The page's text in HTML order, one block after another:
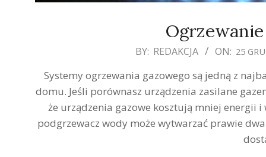
25
BY: REDAKCJA ON: 25
Systemy ogrzewania gazowego są jedną z
domu. Jeśli porównasz urządzenia zasilane
że urządzenia gazowe kosztują mniej energii
podgrzewacz wody może wytwarzać prawie